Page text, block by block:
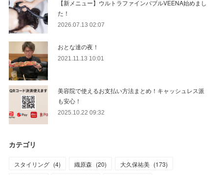
【新メニュー】ウルトラファインバブルVEENA始めまし
た！
2026.07.13 02:07
おとな達の夜！
2021.11.13 10:01
美容院で使えるお支払い方法まとめ！キャッシュレス派
も安心！
2025.10.22 09:32
カテゴリ
スタイリング (4) 織原森 (20) 大久保祐美 (173)